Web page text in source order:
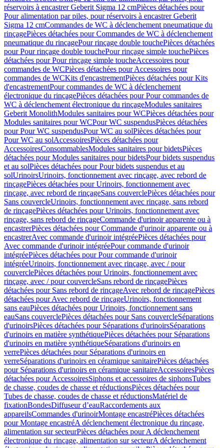
réservoirs à encastrer Geberit Sigma 12 cmPièces détachées pour
Pour alimentation par piles, pour réservoirs à encastrer Geberit
Sigma 12 cmCommandes de WC à déclenchement pneumatique du
rinçagePièces détachées pour Commandes de WC à déclenchement
pneumatique du rinçagePour rinçage double touchePièces détachées
pour Pour rinçage double touchePour rinçage simple touchePièces
détachées pour Pour rinçage simple toucheAccessoires pour
commandes de WCPièces détachées pour Accessoires pour
commandes de WCKits d'encastrementPièces détachées pour Kits
d'encastrementPour commandes de WC à déclenchement
électronique du rinçagePièces détachées pour Pour commandes de
WC à déclenchement électronique du rinçageModules sanitaires
Geberit MonolithModules sanitaires pour WCPièces détachées pour
Modules sanitaires pour WCPour WC suspendusPièces détachées
pour Pour WC suspendusPour WC au solPièces détachées pour
Pour WC au solAccessoiresPièces détachées pour
AccessoiresConsommablesModules sanitaires pour bidetsPièces
détachées pour Modules sanitaires pour bidetsPour bidets suspendus
et au solPièces détachées pour Pour bidets suspendus et au
solUrinoirsUrinoirs, fonctionnement avec rinçage, avec rebord de
rinçagePièces détachées pour Urinoirs, fonctionnement avec
rinçage, avec rebord de rinçageSans couverclePièces détachées pour
Sans couvercleUrinoirs, fonctionnement avec rinçage, sans rebord
de rinçagePièces détachées pour Urinoirs, fonctionnement avec
rinçage, sans rebord de rinçageCommande d'urinoir apparente ou à
encastrerPièces détachées pour Commande d'urinoir apparente ou à
encastrerAvec commande d'urinoir intégréePièces détachées pour
Avec commande d'urinoir intégréePour commande d'urinoir
intégréePièces détachées pour Pour commande d'urinoir
intégréeUrinoirs, fonctionnement avec rinçage, avec / pour
couverclePièces détachées pour Urinoirs, fonctionnement avec
rinçage, avec / pour couvercleSans rebord de rinçagePièces
détachées pour Sans rebord de rinçageAvec rebord de rinçagePièces
détachées pour Avec rebord de rinçageUrinoirs, fonctionnement
sans eauPièces détachées pour Urinoirs, fonctionnement sans
eauSans couverclePièces détachées pour Sans couvercleSéparations
d'urinoirsPièces détachées pour Séparations d'urinoirsSéparations
d'urinoirs en matière synthétiquePièces détachées pour Séparations
d'urinoirs en matière synthétiqueSéparations d'urinoirs en
verrePièces détachées pour Séparations d'urinoirs en
verreSéparations d'urinoirs en céramique sanitairePièces détachées
pour Séparations d'urinoirs en céramique sanitaireAccessoiresPièces
détachées pour AccessoiresSiphons et accessoires de siphonsTubes
de chasse, coudes de chasse et réductionsPièces détachées pour
Tubes de chasse, coudes de chasse et réductionsMatériel de
fixationBondesDiffuseur d’eauRaccordements aux
appareilsCommandes d'urinoirMontage encastréPièces détachées
pour Montage encastréA déclenchement électronique du rinçage,
alimentation sur secteurPièces détachées pour A déclenchement
électronique du rinçage, alimentation sur secteurA déclenchement